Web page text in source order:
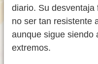
diario. Su
no ser tan resistente
aunque sigue siendo
extremos.